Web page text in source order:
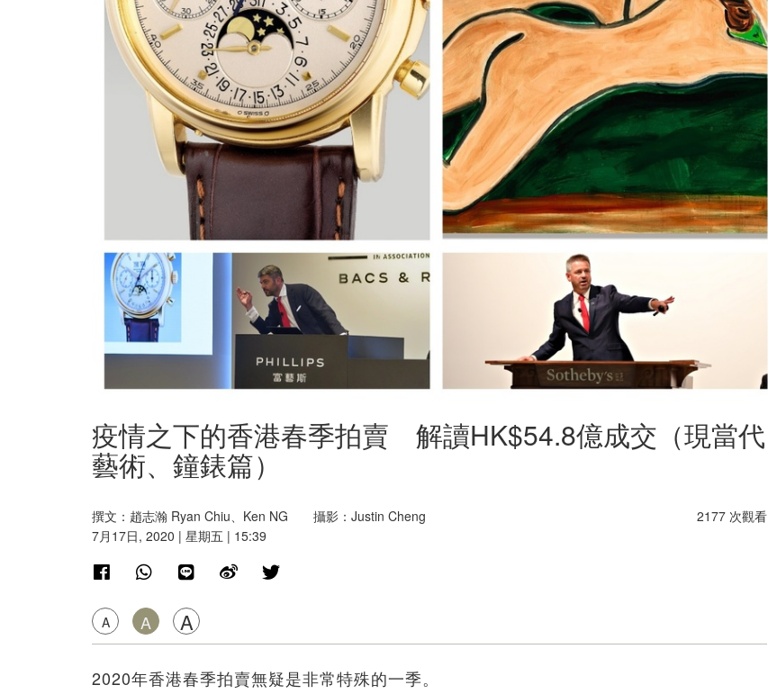
疫情之下的香港春季拍賣 解讀HK$54.8億成交（現當代
藝術、鐘錶篇）
撰文：趙志瀚 Ryan Chiu、Ken NG 攝影：Justin Cheng
7月17日, 2020 | 星期五 | 15:39
A A A
2177 次觀看
2020年香港春季拍賣無疑是非常特殊的一季。